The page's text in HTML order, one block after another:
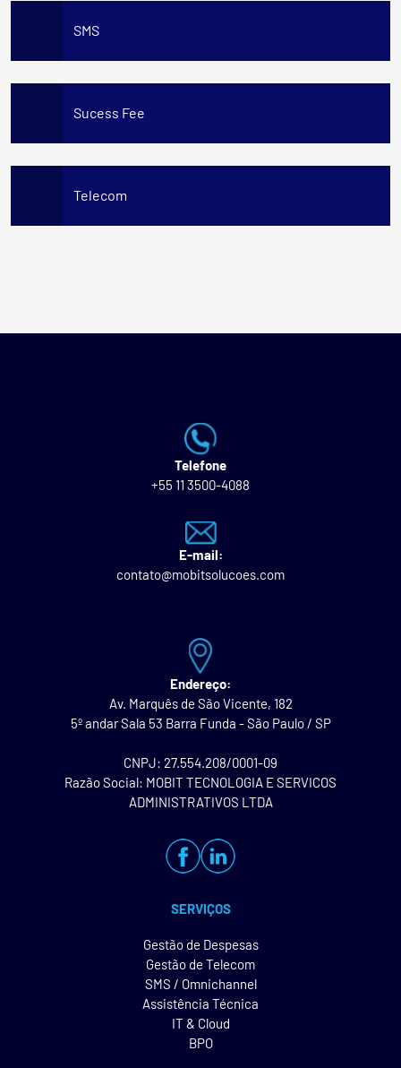
SMS
Sucess Fee
Telecom
Telefone
+55 11 3500-4088
E-mail:
contato@mobitsolucoes.com
Endereço:
Av. Marquês de São Vicente, 182
5º andar Sala 53 Barra Funda - São Paulo / SP
CNPJ: 27.554.208/0001-09
Razão Social: MOBIT TECNOLOGIA E SERVICOS
ADMINISTRATIVOS LTDA
SERVIÇOS
Gestão de Despesas
Gestão de Telecom
SMS / Omnichannel
Assistência Técnica
IT & Cloud
BPO